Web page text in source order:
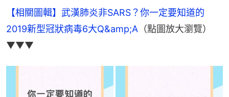
【相關圖輯】武漢肺炎非SARS？你一定要知道的
2019新型冠狀病毒6大Q&amp;A （點圖放大瀏覽）
▼▼▼